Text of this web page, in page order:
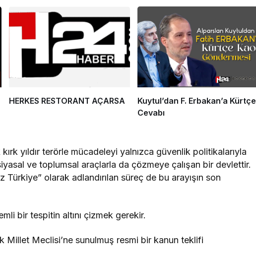
HERKES RESTORANT AÇARSA
Kuytul’dan F. Erbakan’a Kürtçe
Cevabı
yıldır terörle mücadeleyi yalnızca güvenlik politikalarıyla
ve toplumsal araçlarla da çözmeye çalışan bir devlettir.
olarak adlandırılan süreç de bu arayışın son
bir tespitin altını çizmek gerekir.
Millet Meclisi’ne sunulmuş resmi bir kanun teklifi